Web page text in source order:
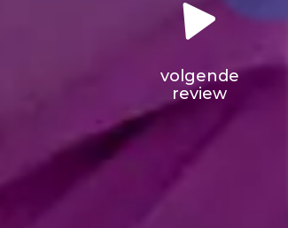
volgende
review